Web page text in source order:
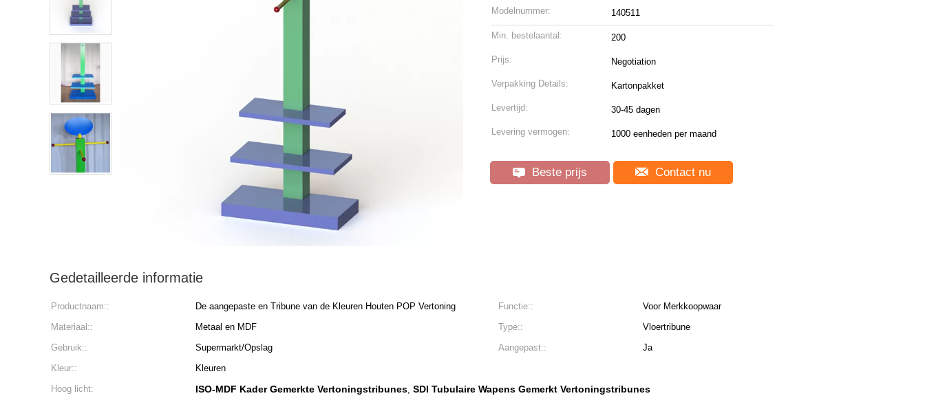
Modelnummer: 140511
Min. bestelaantal: 200
Prijs: Negotiation
Verpakking Details: Kartonpakket
Levertijd: 30-45 dagen
Levering vermogen: 1000 eenheden per maand
Beste prijs Contact nu
Gedetailleerde informatie
Productnaam:: De aangepaste en Tribune van de Kleuren Houten POP Vertoning Functie::
Voor Merkkoopwaar
Materiaal::
Metaal en MDF Type::
Vloertribune
Gebruik::
Supermarkt/Opslag Aangepast::
Ja
Kleur::
Kleuren
Hoog licht:
ISO-MDF Kader Gemerkte Vertoningstribunes, SDI Tubulaire Wapens Gemerkt Vertoningstribunes